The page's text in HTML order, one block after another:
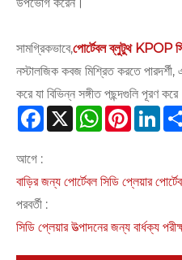
সামগ্রিকভাবে,পোর্টেবল ব্লুটুথ KPOP
নস্টালজিক কবজ মিশ্রিত করতে
করে যা বিভিন্ন সঙ্গীত পছন্দগুলি পূরণ
Facebook
X WhatsApp
আগে :
বাড়ির জন্য পোর্টেবল সিডি প্লেয়ার
পরবর্তী :
সিডি প্লেয়ার উত্পাদনের জন্য বার্ধক্য